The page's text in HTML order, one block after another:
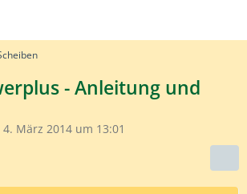
- Anleitung und
4. März 2014 um 13:01